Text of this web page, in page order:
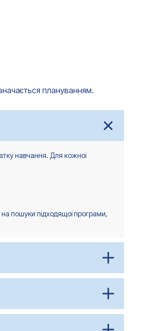
плануванням.
навчання. Для кожної
пошуки підходящої програми,
листопад 2025 року.